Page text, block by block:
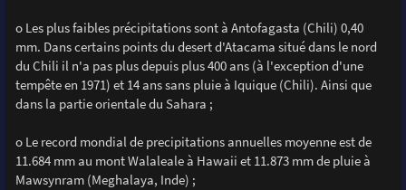
o Les plus faibles précipitations sont à Antofagasta (Chili) 0,40
mm. Dans certains points du desert d'Atacama situé dans le nord
du Chili il n'a pas plus depuis plus 400 ans (à l'exception d'une
tempête en 1971) et 14 ans sans pluie à Iquique (Chili). Ainsi que
dans la partie orientale du Sahara ;
o Le record mondial de precipitations annuelles moyenne est de
11.684 mm au mont Walaleale à Hawaii et 11.873 mm de pluie à
Mawsynram (Meghalaya, Inde) ;